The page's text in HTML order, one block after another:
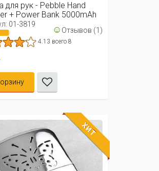
для рук - Pebble Hand
+ Power Bank 5000mAh
01-3819 ☺ Отзывов (1)
4.13 всего 8
ХИТ